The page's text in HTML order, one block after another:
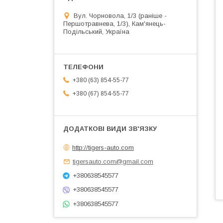
Вул. Чорновола, 1/3 (раніше -
Першотравнева, 1/3), Кам'янець-
Подільський, Україна
+380 (63) 854-55-77
+380 (67) 854-55-77
http://tigers-auto.com
tigersauto.com@gmail.com
+380638545577
+380638545577
+380638545577